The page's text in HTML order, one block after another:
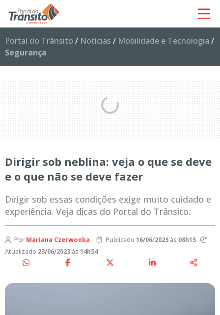
Portal do Trânsito / Notícias / Mobilidade e Tecnologia /
Segurança
Dirigir sob neblina: veja o que se deve
e o que não se deve fazer
Dirigir sob essas condições exige muito cuidado e
experiência. Veja dicas do Portal do Trânsito.
Por Mariana Czerwonka Publicado 16/06/2023às 08h15
Atualizado 23/06/2023 às 14h54